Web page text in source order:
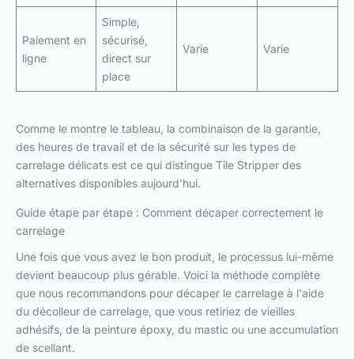
Paiement en
ligne
Simple,
sécurisé,
direct sur
place
Varie Varie
Comme le montre le tableau, la combinaison de la garantie,
des heures de travail et de la sécurité sur les types de
carrelage délicats est ce qui distingue Tile Stripper des
alternatives disponibles aujourd'hui.
Guide étape par étape : Comment décaper correctement le
carrelage
Une fois que vous avez le bon produit, le processus lui-même
devient beaucoup plus gérable. Voici la méthode complète
que nous recommandons pour décaper le carrelage à l'aide
du décolleur de carrelage, que vous retiriez de vieilles
adhésifs, de la peinture époxy, du mastic ou une accumulation
de scellant.